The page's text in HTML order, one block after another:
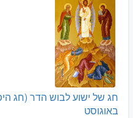
באוגוסט